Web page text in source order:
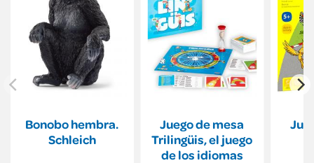
Bonobo hembra.
Schleich
Juego de mesa
Trilingüis, el juego
de los idiomas